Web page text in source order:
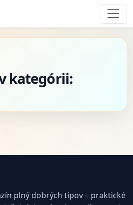
kategórii:
plný dobrých tipov – praktické